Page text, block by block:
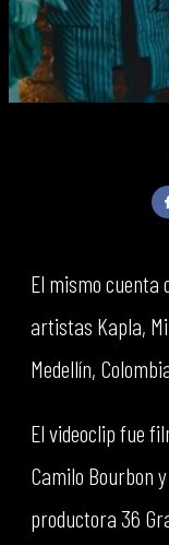
El mismo cuenta
artistas Kapla,
Medellín,
El videoclip fue
Camilo Bourbon
productora 36